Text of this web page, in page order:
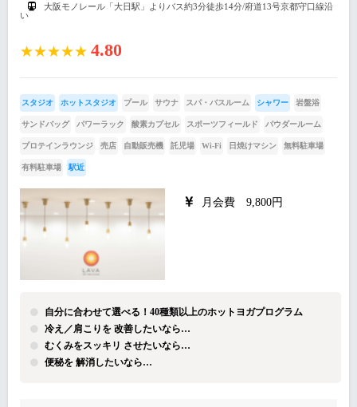
大阪モノレール「大日駅」よりバス約3分徒歩14分/府道13号京都守口線沿
い
★★★★★ 4.80
スタジオ ホットスタジオ プール サウナ スパ・バスルーム シャワー 岩盤浴
サンドバッグ パワーラック 酸素カプセル スポーツフィールド パウダールーム
プロテインラウンジ 売店 自動販売機 託児場 Wi-Fi 日焼けマシン 無料駐車場
有料駐車場 駅近
月会費 9,800円
自分に合わせて選べる！40種類以上のホットヨガプログラム
冷え／肩こりを 改善したいなら…
むくみをスッキリ させたいなら…
便秘を 解消したいなら…